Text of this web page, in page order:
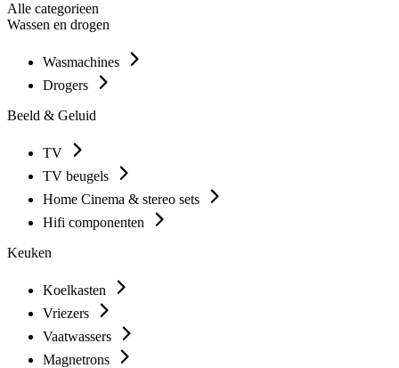
Alle categorieen
Wassen en drogen
Wasmachines
Drogers
Beeld & Geluid
TV
TV beugels
Home Cinema & stereo sets
Hifi componenten
Keuken
Koelkasten
Vriezers
Vaatwassers
Magnetrons